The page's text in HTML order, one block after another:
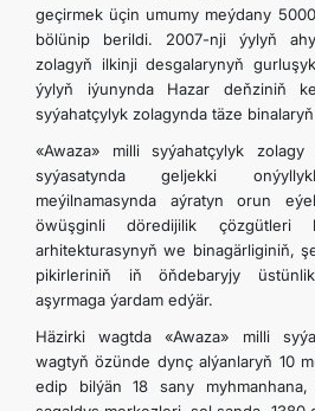
geçirmek üçin umumy meýdany
bölünip berildi. 2007-nji ýylyň
zolagyň ilkinji desgalarynyň
ýylyň iýunynda Hazar deňziniň
syýahatçylyk zolagynda täze
«Awaza» milli syýahatçylyk zolagy
syýasatynda geljekki
meýilnamasynda aýratyn orun
öwüşginli döredijilik çözgütleri
arhitekturasynyň we binagärliginiň,
pikirleriniň iň öňdebaryjy
aşyrmaga ýardam edýär.
Häzirki wagtda «Awaza» milli
wagtyň özünde dynç alýanlaryň 10
edip bilýän 18 sany